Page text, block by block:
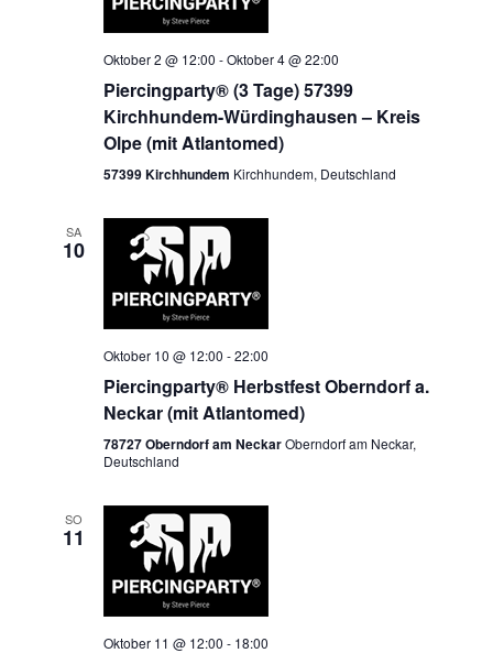
Oktober 2 @ 12:00 -Oktober 4 @ 22:00
Piercingparty® (3 Tage) 57399
Kirchhundem-Würdinghausen – Kreis
Olpe (mit Atlantomed)
57399 Kirchhundem Kirchhundem, Deutschland
SA
10
Oktober 10 @ 12:00 -22:00
Piercingparty® Herbstfest Oberndorf a.
Neckar (mit Atlantomed)
78727 Oberndorf am NeckarOberndorf am Neckar,
Deutschland
SO
11
Oktober 11 @ 12:00 - 18:00